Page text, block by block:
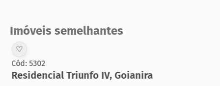
Imóveis semelhantes
♡
Cód: 5302
Residencial Triunfo IV, Goianira